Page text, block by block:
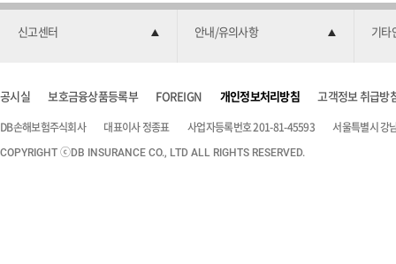
신고센터 안내/유의사항 기타
공시실 보호금융상품등록부 FOREIGN 개인정보처리방침 고객정보 취급방
DB손해보험주식회사 대표이사 정종표 사업자등록번호 201-81-45593 서울특별시 강
COPYRIGHT ⓒDB INSURANCE CO., LTD ALL RIGHTS RESERVED.